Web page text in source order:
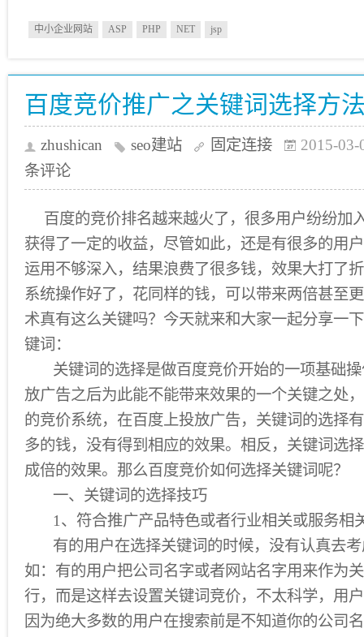
中小企业网站 ASP PHP NET jsp
百度竞价推广之关键词选择方
zhushican seo建站 固定连接
2015-03-
条评论
百度的竞价排名越来越火了，很多用户纷纷加
获得了一定的收益，尽管如此，还是有很多的用
运用不够深入，结果浪费了很多钱，效果大打了
系统操作好了，花同样的钱，可以带来两倍甚至
术真有这么关键吗？今天就来和大家一起分享一
键词：
关键词的选择是做百度竞价开始的一项基础操
放广告之后为此能不能带来效果的一个关键之处
的竞价系统，在百度上投放广告，关键词的选择
多的钱，没有得到相应的效果。相反，关键词选
成倍的效果。那么百度竞价如何选择关键词呢？
一、关键词的选择技巧
1、符合推广产品特色或者行业相关或服务相
有的用户在选择关键词的时候，没有认真去考
如：有的用户把公司名字或者网站名字用来作为
行，而是这样去设置关键词竞价，不太科学，用
因为绝大多数的用户在搜索前是不知道你的公司